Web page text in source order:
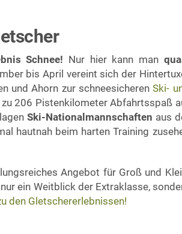
Schnee! Nur hier kann man
bis April vereint sich der
und Ahorn zur schneesicherenSki-
206 Pistenkilometer Abfahrtsspaß
Ski-Nationalmannschaften aus
hautnah beim harten Training
Angebot für Groß und
ein Weitblick der Extraklasse,
den Gletschererlebnissen!